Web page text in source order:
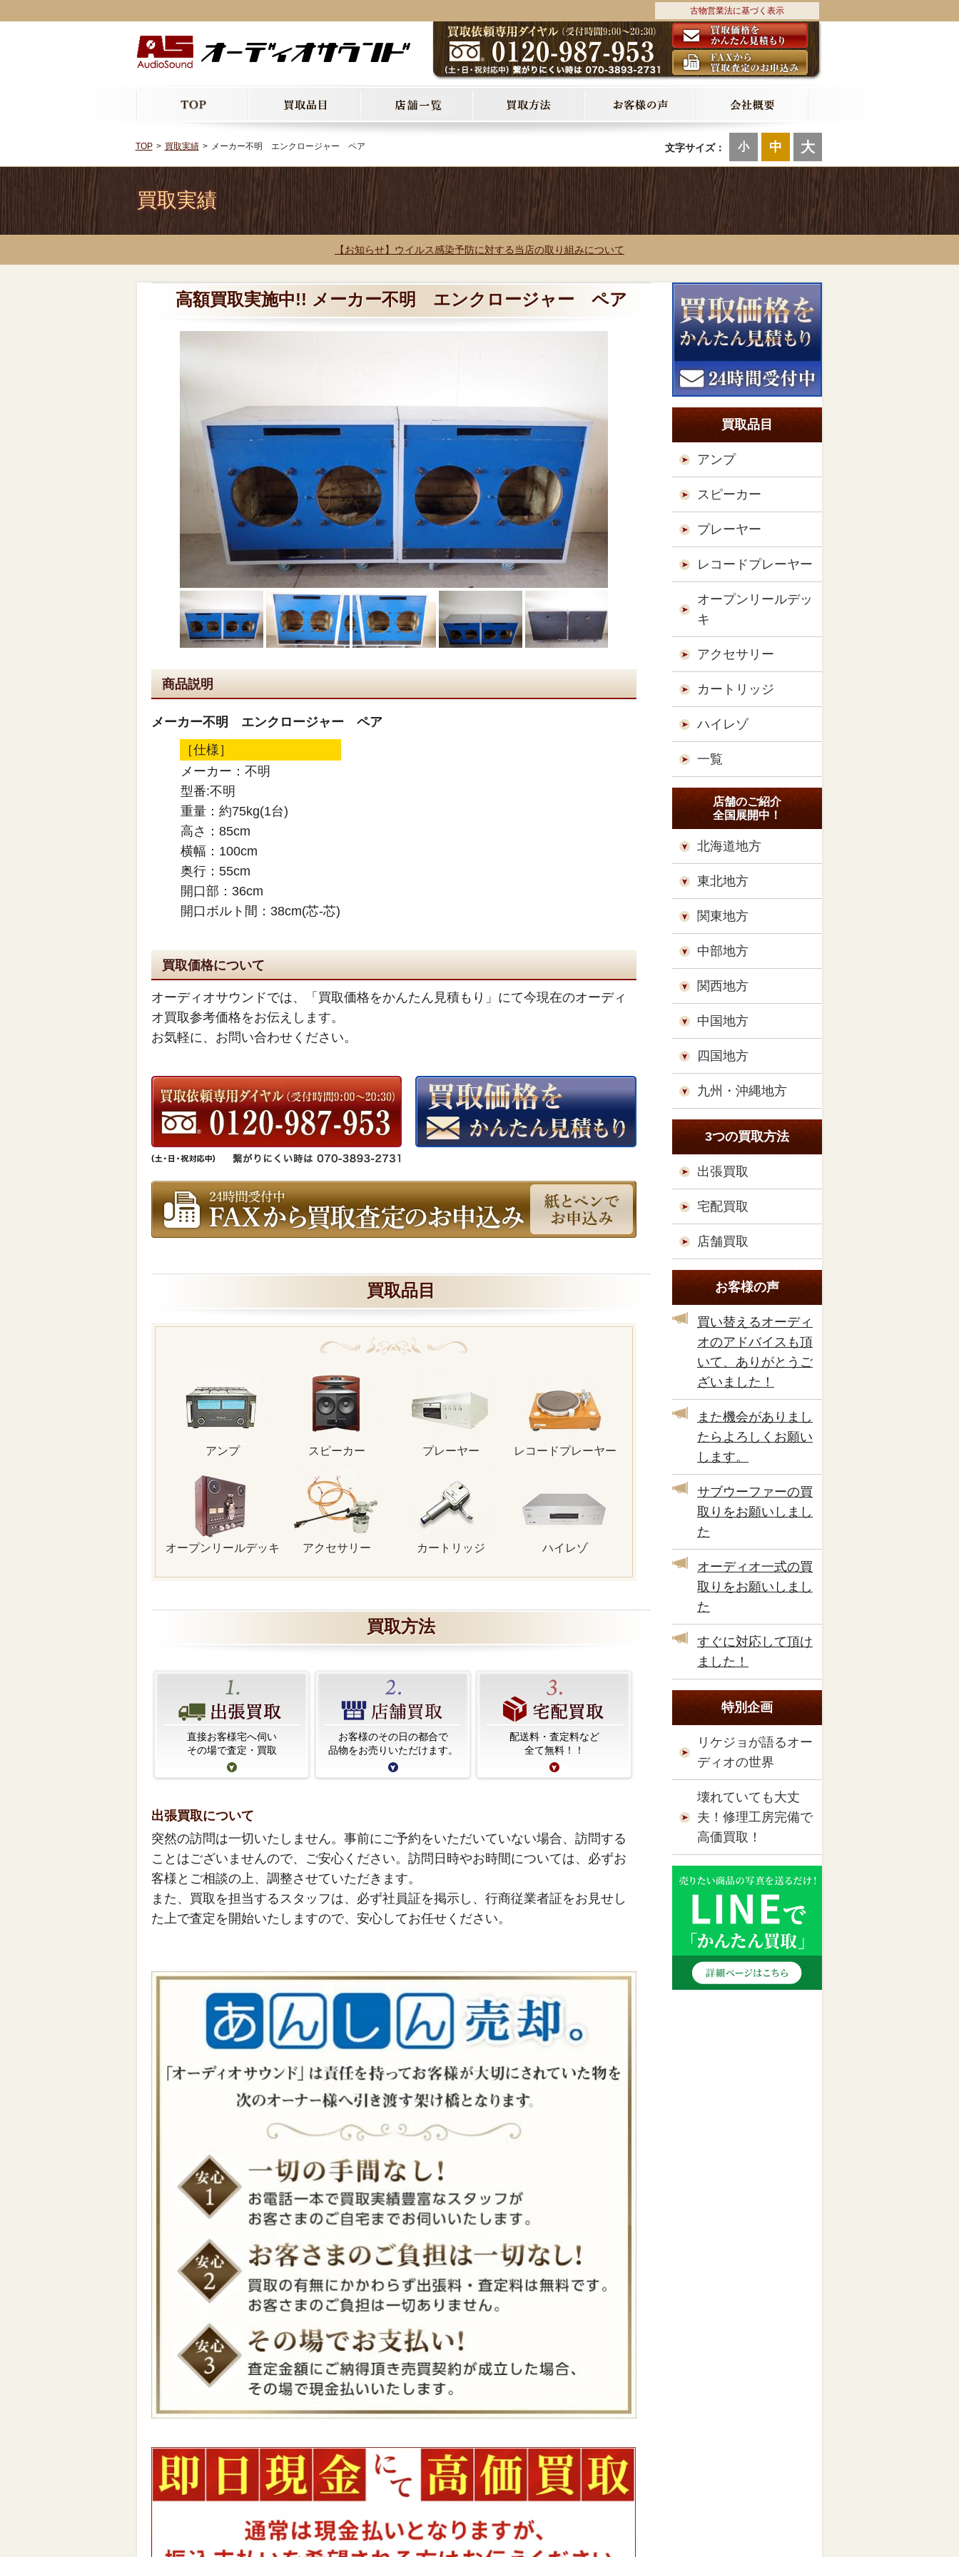
古物営業法に基づく表示
文字サイズ： 小 中 大
TOP 買取実績 メーカー不明 エンクロージャー ペア
買取実績
【お知らせ】ウイルス感染予防に対する当店の取り組みについて
高額買取実施中!! メーカー不明 エンクロージャー ペア
商品説明
メーカー不明 エンクロージャー ペア
［仕様］
メーカー：不明
型番:不明
重量：約75kg(1台)
高さ：85cm
横幅：100cm
奥行：55cm
開口部：36cm
開口ボルト間：38cm(芯-芯)
買取価格について
オーディオサウンドでは、「買取価格をかんたん見積もり」にて今現在のオーディ
オ買取参考価格をお伝えします。
お気軽に、お問い合わせください。
買取品目
アンプ スピーカー プレーヤー レコードプレーヤー
オープンリールデッキ アクセサリー カートリッジ ハイレゾ
買取方法
直接お客様宅へ伺い
その場で査定・買取
お客様のその日の都合で
品物をお売りいただけます。
配送料・査定料など
全て無料！！
出張買取について
突然の訪問は一切いたしません。事前にご予約をいただいていない場合、訪問する
ことはございませんので、ご安心ください。訪問日時やお時間については、必ずお
客様とご相談の上、調整させていただきます。
また、買取を担当するスタッフは、必ず社員証を掲示し、行商従業者証をお見せし
た上で査定を開始いたしますので、安心してお任せください。
買取品目
アンプ
スピーカー
プレーヤー
レコードプレーヤー
オープンリールデッ
キ
アクセサリー
カートリッジ
ハイレゾ
一覧
店舗のご紹介
全国展開中！
北海道地方
東北地方
関東地方
中部地方
関西地方
中国地方
四国地方
九州・沖縄地方
3つの買取方法
出張買取
宅配買取
店舗買取
お客様の声
買い替えるオーディ
オのアドバイスも頂
いて、ありがとうご
ざいました！
また機会がありまし
たらよろしくお願い
します。
サブウーファーの買
取りをお願いしまし
た
オーディオ一式の買
取りをお願いしまし
た
すぐに対応して頂け
ました！
特別企画
リケジョが語るオー
ディオの世界
壊れていても大丈
夫！修理工房完備で
高価買取！